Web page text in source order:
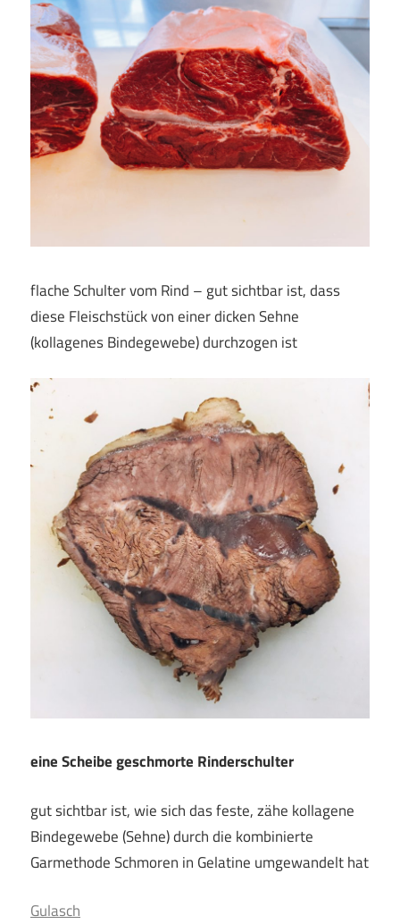
flache Schulter vom Rind – gut sichtbar ist, dass
diese Fleischstück von einer dicken Sehne
(kollagenes Bindegewebe) durchzogen ist
eine Scheibe geschmorte Rinderschulter
gut sichtbar ist, wie sich das feste, zähe kollagene
Bindegewebe (Sehne) durch die kombinierte
Garmethode Schmoren in Gelatine umgewandelt hat
Gulasch